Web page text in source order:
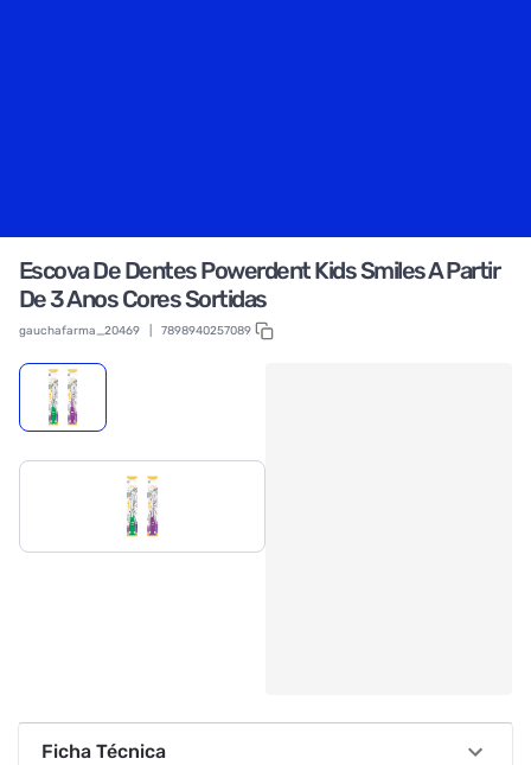
Escova De Dentes Powerdent Kids Smiles A Partir
De 3 Anos Cores Sortidas
gauchafarma_20469 7898940257089
Ficha Técnica